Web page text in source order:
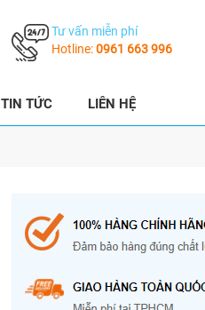
Tư vấn miễn phí
Hotline:0961 663 996
TIN TỨC LIÊN HỆ